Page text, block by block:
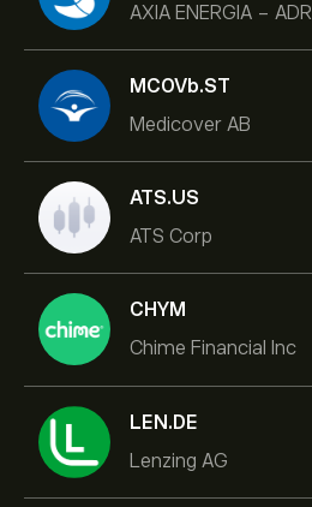
AXIA ENERGIA - ADR
MCOVb.ST
Medicover AB
ATS.US
ATS Corp
CHYM
Chime Financial Inc
LEN.DE
Lenzing AG